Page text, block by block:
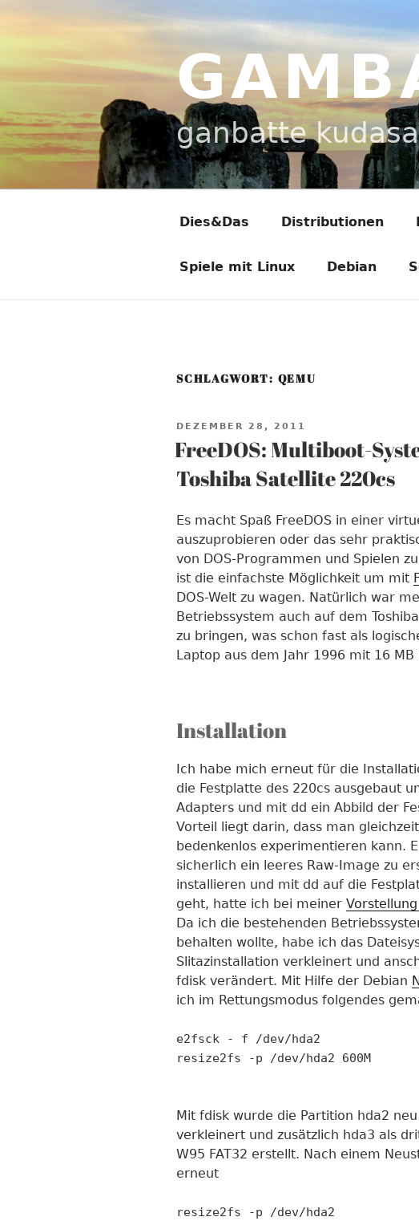
ganbatte
Dies&Das Distributionen
Spiele mit Linux Debian
SCHLAGWORT: QEMU
VERÖFFENTLICHT
DEZEMBER 28, 2011
FreeDOS: Multiboot-
Toshiba Satellite 220cs
Es macht Spaß FreeDOS in einer
auszuprobieren oder das sehr
von DOS-Programmen und Spielen
ist die einfachste Möglichkeit um mit
DOS-Welt zu wagen. Natürlich war
Betriebssystem auch auf dem
zu bringen, was schon fast als
Laptop aus dem Jahr 1996 mit 16 MB
Installation
Ich habe mich erneut für die
die Festplatte des 220cs ausgebaut
Adapters und mit dd ein Abbild der
Vorteil liegt darin, dass man
bedenkenlos experimentieren kann.
sicherlich ein leeres Raw-Image zu
installieren und mit dd auf die
geht, hatte ich bei meiner
Da ich die bestehenden
behalten wollte, habe ich das
Slitazinstallation verkleinert und
fdisk verändert. Mit Hilfe der Debian
ich im Rettungsmodus folgendes
e2fsck - f /dev/hda2
resize2fs -p /dev/hda2 600M
Mit fdisk wurde die Partition hda2
verkleinert und zusätzlich hda3 als
W95 FAT32 erstellt. Nach einem
erneut
resize2fs -p /dev/hda2